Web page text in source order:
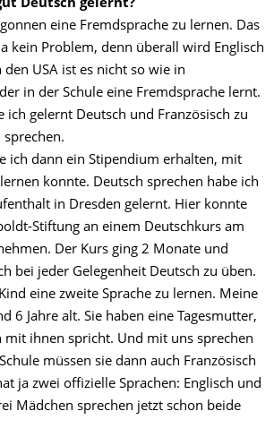
Deutsch gelernt?
eine Fremdsprache zu lernen. Das
kein Problem, denn überall wird Englisch
USA ist es nicht so wie in
in der Schule eine Fremdsprache lernt.
ich gelernt Deutsch und Französisch zu
sprechen.
ich dann ein Stipendium erhalten, mit
konnte. Deutsch sprechen habe ich
in Dresden gelernt. Hier konnte
Stiftung an einem Deutschkurs am
Der Kurs ging 2 Monate und
bei jeder Gelegenheit Deutsch zu üben.
eine zweite Sprache zu lernen. Meine
6 Jahre alt. Sie haben eine Tagesmutter,
mit ihnen spricht. Und mit uns sprechen
müssen sie dann auch Französisch
ja zwei offizielle Sprachen: Englisch und
Mädchen sprechen jetzt schon beide